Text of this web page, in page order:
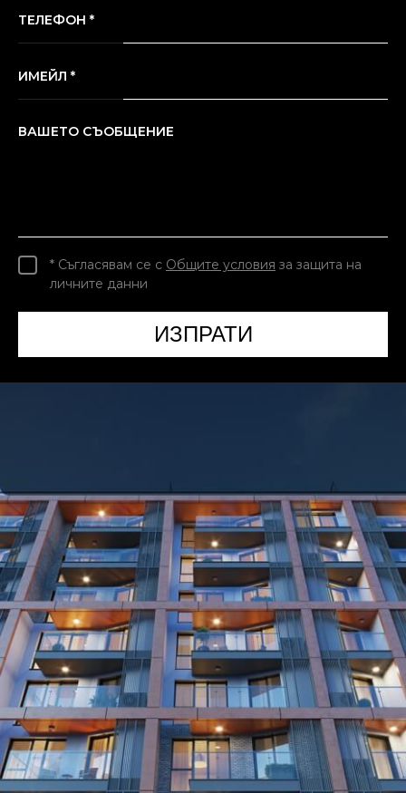
ТЕЛЕФОН *
ИМЕЙЛ *
ВАШЕТО СЪОБЩЕНИЕ
* Съгласявам се с Общите условия за защита на
личните данни